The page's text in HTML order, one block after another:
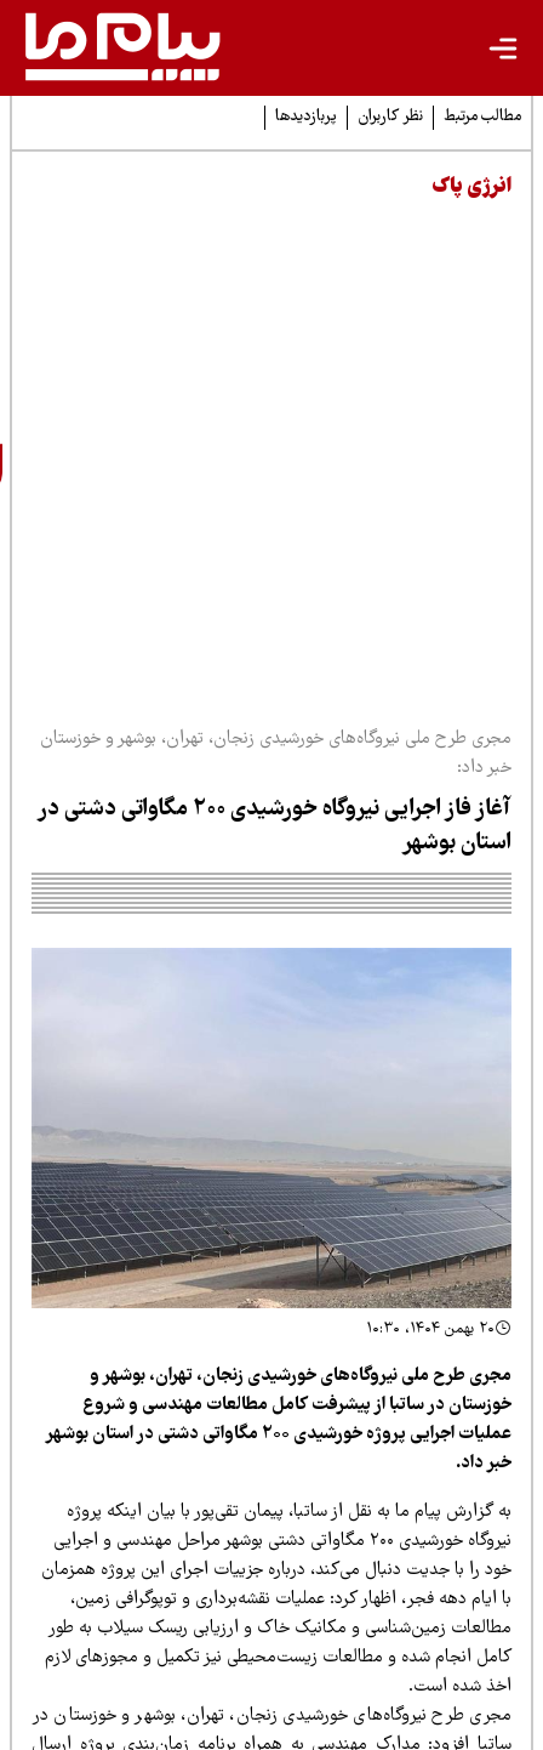
نظر کاربران پربازدیدها
رسانی
نیروگاه‌های خورشیدی زنجان، تهران، بوشهر و خوزستان
آغاز فاز اجرایی نیروگاه خورشیدی ۲۰۰ مگاواتی دشتی در
نیروگاه‌های خورشیدی زنجان، تهران، بوشهر و
از پیشرفت کامل مطالعات مهندسی و شروع
عملیات اجرایی پروژه خورشیدی ۲۰۰ مگاواتی دشتی در استان بوشهر
ما به نقل از ساتبا، پیمان تقی‌پور با بیان اینکه پروژه
نیروگاه خورشیدی ۲۰۰ مگاواتی دشتی بوشهر مراحل مهندسی و اجرایی
دنبال می‌کند، درباره جزییات اجرای این پروژه همزمان
اظهار کرد: عملیات نقشه‌برداری و توپوگرافی زمین،
و مکانیک خاک و ارزیابی ریسک سیلاب به طور
و مطالعات زیست‌محیطی نیز تکمیل و مجوزهای لازم
خورشیدی زنجان، تهران، بوشهر و خوزستان در